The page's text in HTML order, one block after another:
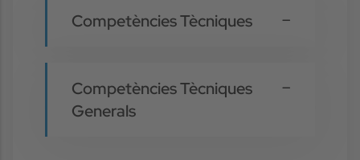
Competències Tècniques
Competències Tècniques
Generals